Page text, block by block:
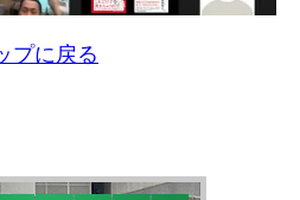
プに戻る